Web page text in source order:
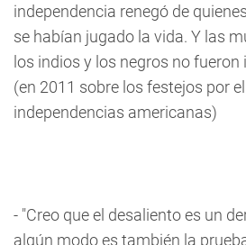
independencia renegó de
se habían jugado la vida. Y las
los indios y los negros no
(en 2011 sobre los festejos por
independencias americanas)
- "Creo que el desaliento es un
algún modo es también la